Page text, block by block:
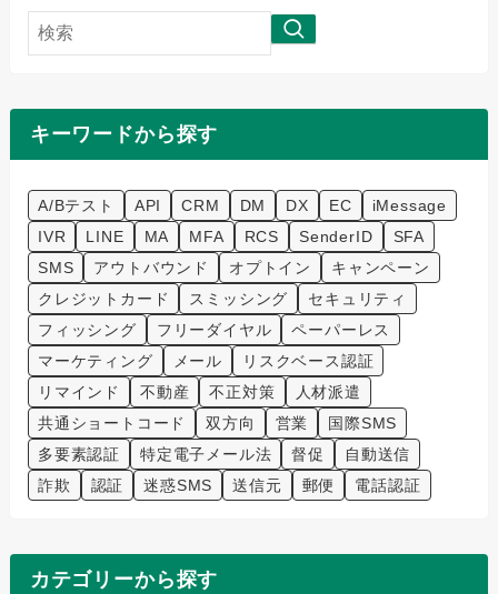
検
索
キーワードから探す
A/Bテスト API CRM DM DX EC
iMessage
IVR
LINE MA MFA RCS SenderID
SFA
SMS
アウトバウンド オプトイン
キャンペーン
クレジットカード
スミッシング
セキュリティ
フィッシング
フリーダイヤル
ペーパーレス
マーケティング
メール
リスクベース認証
リマインド
不動産 不正対策
人材派遣
共通ショートコード
双方向 営業
国際SMS
多要素認証
特定電子メール法 督促
自動送信
詐欺
認証 迷惑SMS 送信元 郵便 電話認証
カテゴリーから探す